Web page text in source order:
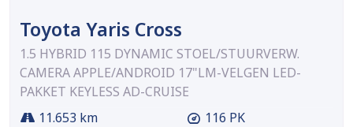
Toyota Yaris Cross
1.5 HYBRID 115 DYNAMIC STOEL/STUURVERW.
CAMERA APPLE/ANDROID 17"LM-VELGEN LED-
PAKKET KEYLESS AD-CRUISE
11.653 km
116 PK